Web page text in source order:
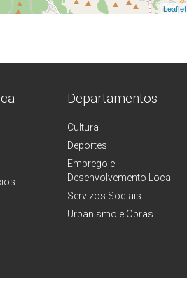
Leaflet
Departamentos
Cultura
Deportes
Emprego e
Desenvolvemento Local
Servizos Sociais
Urbanismo e Obras